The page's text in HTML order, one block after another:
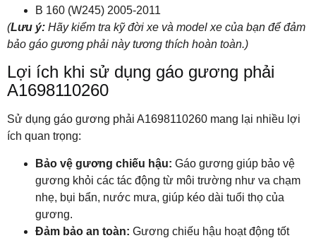
B 160 (W245) 2005-2011
(Lưu ý: Hãy kiểm tra kỹ đời xe và model xe của bạn để đảm
bảo gáo gương phải này tương thích hoàn toàn.)
Lợi ích khi sử dụng gáo gương phải
A1698110260
Sử dụng gáo gương phải A1698110260 mang lại nhiều lợi
ích quan trọng:
Bảo vệ gương chiếu hậu: Gáo gương giúp bảo vệ
gương khỏi các tác động từ môi trường như va chạm
nhẹ, bụi bẩn, nước mưa, giúp kéo dài tuổi thọ của
gương.
Đảm bảo an toàn: Gương chiếu hậu hoạt động tốt